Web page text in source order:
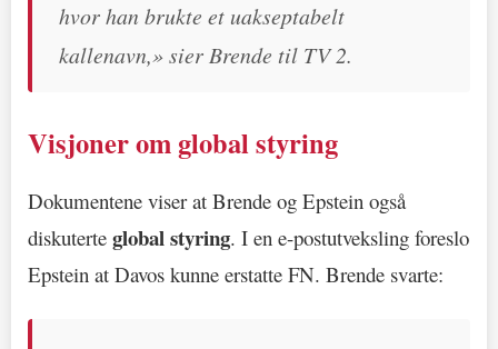
hvor han brukte et uakseptabelt
kallenavn,» sier Brende til TV 2.
Visjoner om global styring
Dokumentene viser at Brende og Epstein også
diskuterte global styring. I en e-postutveksling foreslo
Epstein at Davos kunne erstatte FN. Brende svarte: